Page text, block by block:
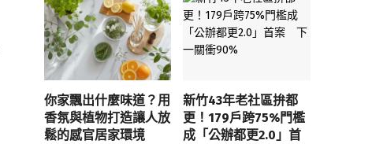
你家飄出什麼味道？用
香氛與植物打造讓人放
鬆的感官居家環境
新竹43年老社區拚都
更！179戶跨75%門檻
成「公辦都更2.0」首